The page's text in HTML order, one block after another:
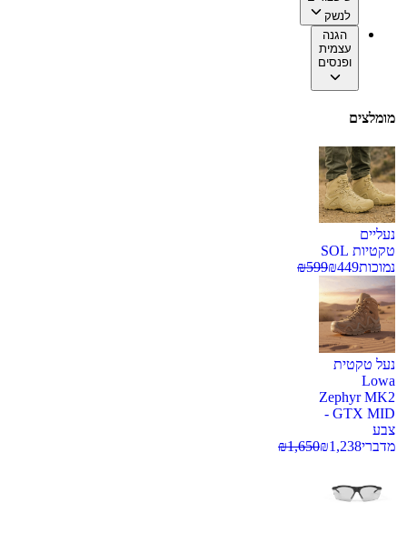
לנשק
הגנה
עצמית
ופנסים
מומלצים
נעליים
טקטיות SOL
נמוכות
₪449
₪599
נעל טקטית
Lowa
Zephyr MK2
GTX MID -
צבע
מדברי
₪1,238
₪1,650